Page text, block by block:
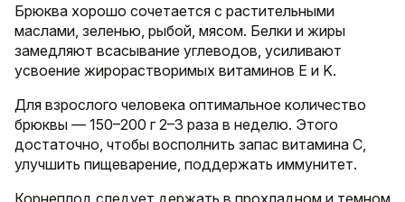
Брюква хорошо сочетается с растительными
маслами, зеленью, рыбой, мясом. Белки и жиры
замедляют всасывание углеводов, усиливают
усвоение жирорастворимых витаминов E и K.
Для взрослого человека оптимальное количество
брюквы — 150–200 г 2–3 раза в неделю. Этого
достаточно, чтобы восполнить запас витамина C,
улучшить пищеварение, поддержать иммунитет.
Корнеплод следует держать в прохладном и темном